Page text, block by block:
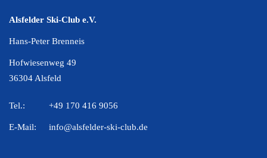
Alsfelder Ski-Club e.V.
Hans-Peter Brenneis
Hofwiesenweg 49
36304 Alsfeld
Tel.: +49 170 416 9056
E-Mail: info@alsfelder-ski-club.de